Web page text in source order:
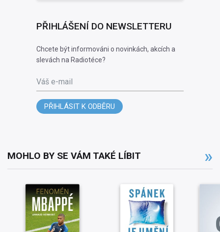
PŘIHLÁŠENÍ DO NEWSLETTERU
Chcete být informováni o novinkách, akcích a
slevách na Radiotéce?
Váš e-mail
PŘIHLÁSIT K ODBĚRU
MOHLO BY SE VÁM TAKÉ LÍBIT